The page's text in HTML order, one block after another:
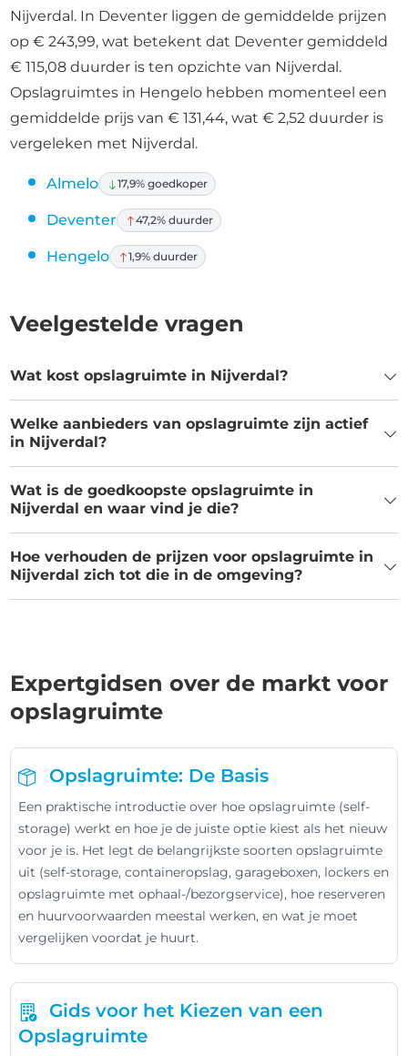
Nijverdal. In Deventer liggen de gemiddelde prijzen
op € 243,99, wat betekent dat Deventer gemiddeld
€ 115,08 duurder is ten opzichte van Nijverdal.
Opslagruimtes in Hengelo hebben momenteel een
gemiddelde prijs van € 131,44, wat € 2,52 duurder is
vergeleken met Nijverdal.
Almelo 17,9% goedkoper
Deventer 47,2% duurder
Hengelo 1,9% duurder
Veelgestelde vragen
Wat kost opslagruimte in Nijverdal?
Welke aanbieders van opslagruimte zijn actief
in Nijverdal?
Wat is de goedkoopste opslagruimte in
Nijverdal en waar vind je die?
Hoe verhouden de prijzen voor opslagruimte in
Nijverdal zich tot die in de omgeving?
Expertgidsen over de markt voor
opslagruimte
Opslagruimte: De Basis
Een praktische introductie over hoe opslagruimte (self-
storage) werkt en hoe je de juiste optie kiest als het nieuw
voor je is. Het legt de belangrijkste soorten opslagruimte
uit (self-storage, containeropslag, garageboxen, lockers en
opslagruimte met ophaal-/bezorgservice), hoe reserveren
en huurvoorwaarden meestal werken, en wat je moet
vergelijken voordat je huurt.
Gids voor het Kiezen van een
Opslagruimte